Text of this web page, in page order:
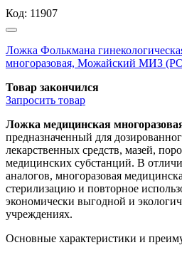
Код: 11907
Ложка Фолькмана
многоразовая, Можайский МИЗ
Товар закончился
Запросить товар
Ложка медицинская
предназначенный для
лекарственных средств, мазей,
медицинских субстанций. В
аналогов, многоразовая
стерилизацию и повторное
экономически выгодной и
учреждениях.
Основные характеристики и